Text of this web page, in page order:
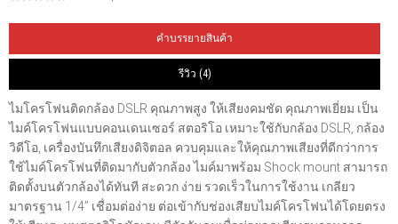
คำบรรยายสินค้า
รีวิว (4)
ไมโครโฟนติดกล้อง DSLR คุณภาพสูง ให้เสียงคมชัด คุณภาพเยี่ยม เป็น
ไมค์โครโฟนแบบคอนเดนเซอร์ สตอริโอ เหมาะใช้กับกล้อง DSLR, กล้อง
วิดีโอ, เครื่องบันทึกเสียงดิจิตอล ควบคุมและให้คุณภาพเสียงที่ดีกว่าการ
ใช้ไมค์โครโฟนที่ติดมากับตัวกล้อง ไมค์มาพร้อม Shock mount สามารถ
ติดตั้งบนตัวกล้องได้ทันที สะดวก ง่าย รวดเร็วในการใช้งาน เกลียว
มาตรฐาน 1/4” เชื่อมต่อง่าย ต่อเข้ากับช่องเสียบไมค์โครโฟนได้โดยตรง